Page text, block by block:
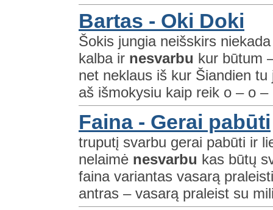
Bartas - Oki Doki
Šokis jungia neišskirs
kalba ir nesvarbu kur būtum
net neklaus iš kur Šiandien
aš išmokysiu kaip reik o – o
Faina - Gerai pabūti
truputį svarbu gerai pabūti ir
nelaimė nesvarbu kas būtų
faina variantas vasarą
antras – vasarą praleist su